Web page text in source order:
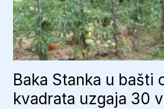
Baka Stanka u bašti
kvadrata uzgaja 30